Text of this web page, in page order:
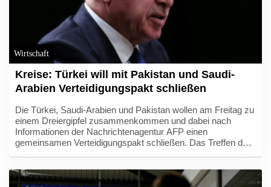
Wirtschaft
Kreise: Türkei will mit Pakistan und Saudi-
Arabien Verteidigungspakt schließen
Die Türkei, Saudi-Arabien und Pakistan wollen am Freitag zu
einem Dreiergipfel zusammenkommen und dabei nach
Informationen der Nachrichtenagentur AFP einen
gemeinsamen Verteidigungspakt schließen. Das Treffen des
dem pakistanischen Regierungschef Shebaz Sharif soll